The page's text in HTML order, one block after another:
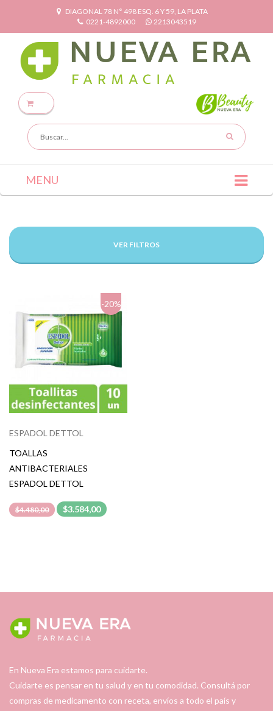
DIAGONAL 78 N° 498 ESQ. 6 Y 59, LA PLATA
0221-4892000
2213043519
MENU
VER FILTROS
-20%
ESPADOL DETTOL
TOALLAS
ANTIBACTERIALES
ESPADOL DETTOL
$4.480,00 $3.584,00
En Nueva Era estamos para cuidarte.
Cuidarte es pensar en tu salud y en tu comodidad. Consultá por
compras de medicamento con receta, envíos a todo el país y